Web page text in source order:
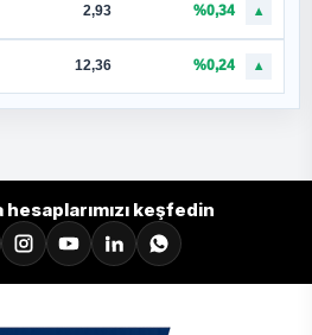
2,93 %0,34 ▲
12,36 %0,24 ▲
keşfedin